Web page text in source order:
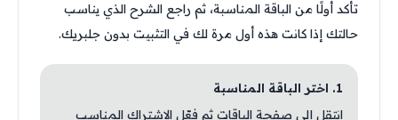
تأكد أولًا من الباقة المناسبة، ثم راجع الشرح الذي يناسب
حالتك إذا كانت هذه أول مرة لك في التثبيت بدون جلبريك.
1. اختر الباقة المناسبة
انتقل إلى صفحة الباقات ثم فعّل الاشتراك المناسب